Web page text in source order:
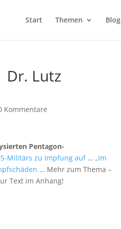
Start Themen Blog
Dr. Lutz
Kommentare
Pentagon-
Militärs zu Impfung auf…„Im
… Mehr zum Thema –
Text im Anhang!